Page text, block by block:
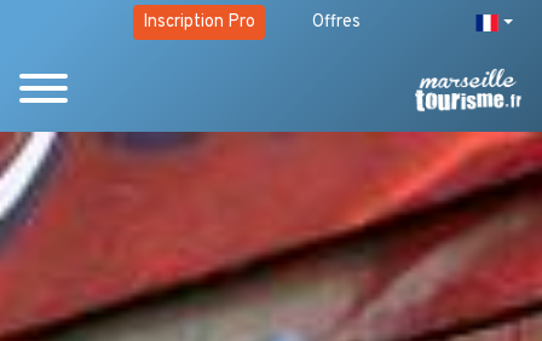
Inscription Pro Offres